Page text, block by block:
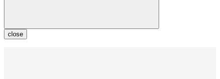
close